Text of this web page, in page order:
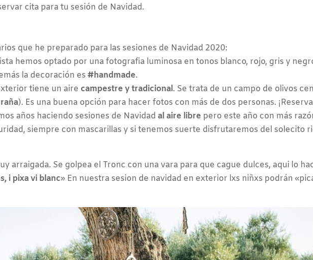
cita para tu sesión de Navidad.
que he preparado para las sesiones de Navidad 2020:
hemos optado por una fotografia luminosa en tonos blanco, rojo, gris y
la decoración es#handmade.
tiene un aire campestre y tradicional. Se trata de un campo de olivos
). Es una buena opción para hacer fotos con más de dos personas.
años haciendo sesiones de Navidadal aire libre pero este año con más
siempre con mascarillas y si tenemos suerte disfrutaremos del solecito
arraigada. Se golpea el Tronc con una vara para que cague dulces, aqui lo
i pixa vi blanc» En nuestra sesion de navidad en exterior lxs niñxs podrán